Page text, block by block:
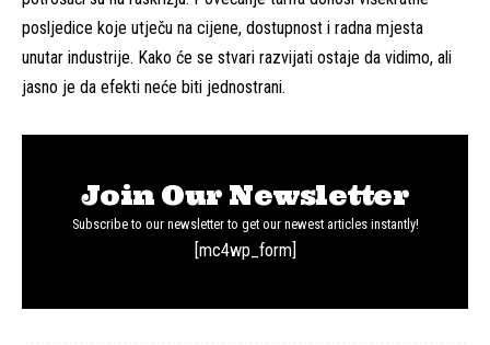
posljedice koje utječu na cijene, dostupnost i radna mjesta
unutar industrije. Kako će se stvari razvijati ostaje da vidimo, ali
jasno je da efekti neće biti jednostrani.
Join Our Newsletter
Subscribe to our newsletter to get our newest articles instantly!
[mc4wp_form]